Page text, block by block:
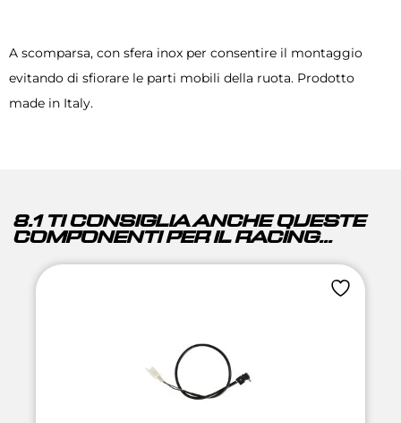
A scomparsa, con sfera inox per consentire il montaggio
evitando di sfiorare le parti mobili della ruota. Prodotto
made in Italy.
8.1 TI CONSIGLIA ANCHE QUESTE
COMPONENTI PER IL RACING...